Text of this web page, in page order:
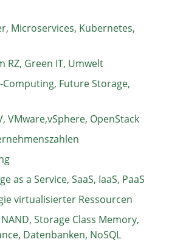
Microservices, Kubernetes,
RZ, Green IT, Umwelt
Future Storage,
VMware,vSphere, OpenStack
as a Service, SaaS, IaaS, PaaS
virtualisierter Ressourcen
Storage Class Memory,
Datenbanken, NoSQL